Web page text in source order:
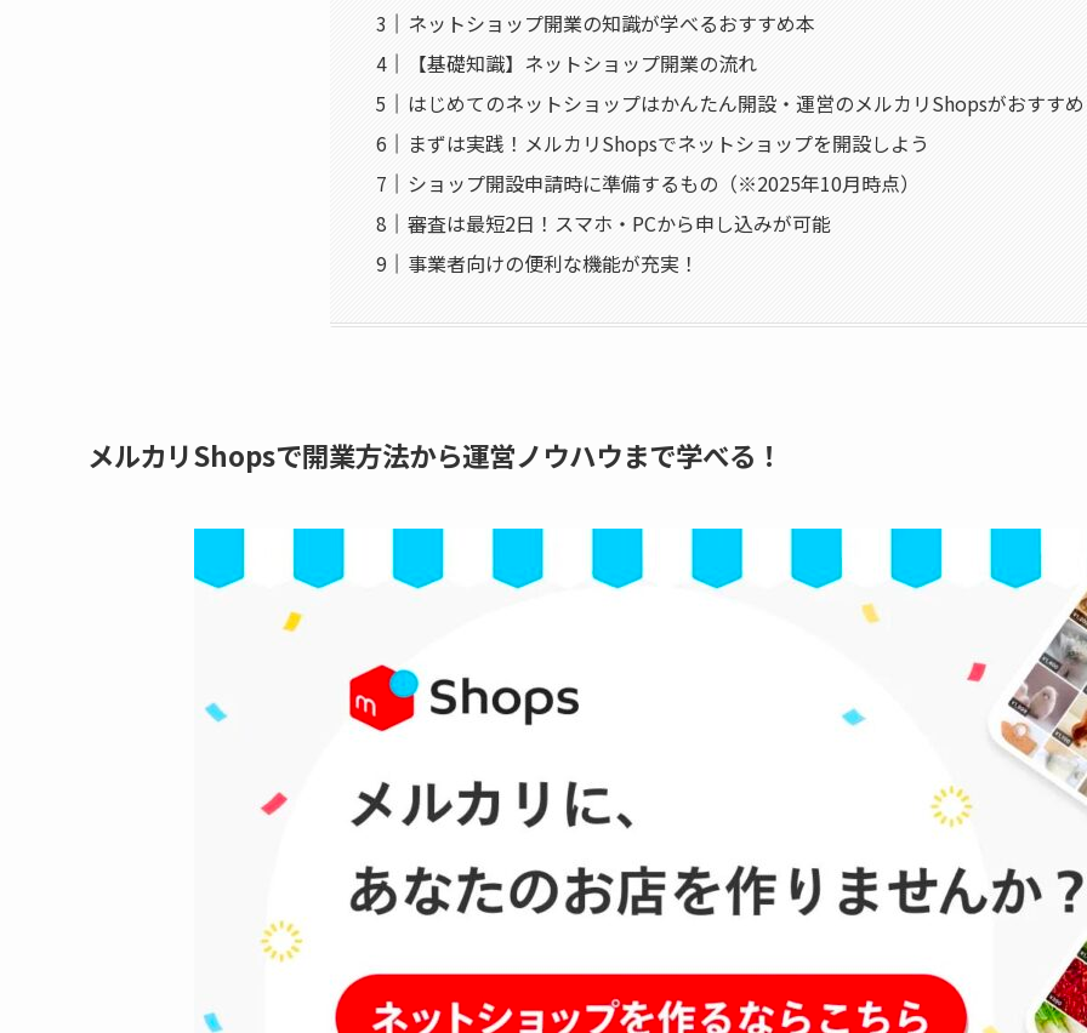
ネットショップ開業の知識が学べるおすすめ本
【基礎知識】ネットショップ開業の流れ
はじめてのネットショップはかんたん開設・運営のメルカリShopsがおすす
まずは実践！メルカリShopsでネットショップを開設しよう
ショップ開設申請時に準備するもの（※2025年10月時点）
審査は最短2日！スマホ・PCから申し込みが可能
事業者向けの便利な機能が充実！
メルカリShopsで開業方法から運営ノウハウまで学べる！